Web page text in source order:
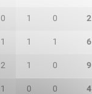
0 1 0 2
1 1 1 6
2 1 0 9
1 0 0 4